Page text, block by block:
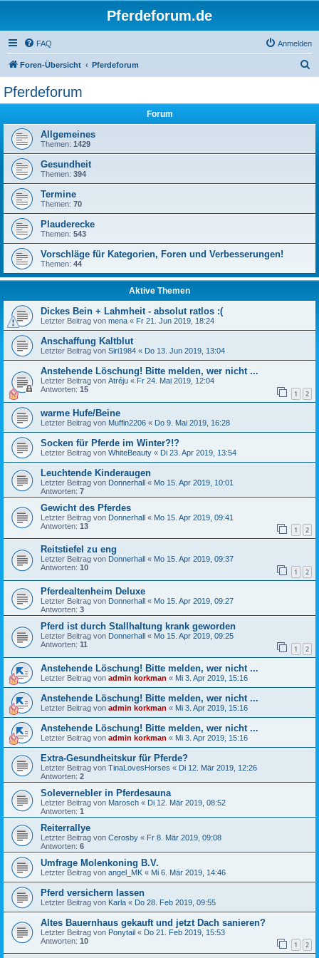
Pferdeforum.de
FAQ Anmelden
Foren-Übersicht Pferdeforum
Pferdeforum
Forum
Allgemeines
Themen: 1429
Gesundheit
Themen: 394
Termine
Themen: 70
Plauderecke
Themen: 543
Vorschläge für Kategorien, Foren und Verbesserungen!
Themen: 44
Aktive Themen
Dickes Bein + Lahmheit - absolut ratlos :(
Letzter Beitrag von mena « Fr 21. Jun 2019, 18:24
Anschaffung Kaltblut
Letzter Beitrag von Siri1984 « Do 13. Jun 2019, 13:04
Anstehende Löschung! Bitte melden, wer nicht ...
Letzter Beitrag von Atréju « Fr 24. Mai 2019, 12:04
Antworten: 15 1 2
warme Hufe/Beine
Letzter Beitrag von Muffin2206 « Do 9. Mai 2019, 16:28
Socken für Pferde im Winter?!?
Letzter Beitrag von WhiteBeauty « Di 23. Apr 2019, 13:54
Leuchtende Kinderaugen
Letzter Beitrag von Donnerhall « Mo 15. Apr 2019, 10:01
Antworten: 7
Gewicht des Pferdes
Letzter Beitrag von Donnerhall « Mo 15. Apr 2019, 09:41
Antworten: 13 1 2
Reitstiefel zu eng
Letzter Beitrag von Donnerhall « Mo 15. Apr 2019, 09:37
Antworten: 10 1 2
Pferdealtenheim Deluxe
Letzter Beitrag von Donnerhall « Mo 15. Apr 2019, 09:27
Antworten: 3
Pferd ist durch Stallhaltung krank geworden
Letzter Beitrag von Donnerhall « Mo 15. Apr 2019, 09:25
Antworten: 11 1 2
Anstehende Löschung! Bitte melden, wer nicht ...
Letzter Beitrag von admin korkman « Mi 3. Apr 2019, 15:16
Anstehende Löschung! Bitte melden, wer nicht ...
Letzter Beitrag von admin korkman « Mi 3. Apr 2019, 15:16
Anstehende Löschung! Bitte melden, wer nicht ...
Letzter Beitrag von admin korkman « Mi 3. Apr 2019, 15:16
Extra-Gesundheitskur für Pferde?
Letzter Beitrag von TinaLovesHorses « Di 12. Mär 2019, 12:26
Antworten: 2
Solevernebler in Pferdesauna
Letzter Beitrag von Marosch « Di 12. Mär 2019, 08:52
Antworten: 1
Reiterrallye
Letzter Beitrag von Cerosby « Fr 8. Mär 2019, 09:08
Antworten: 6
Umfrage Molenkoning B.V.
Letzter Beitrag von angel_MK « Mi 6. Mär 2019, 14:46
Pferd versichern lassen
Letzter Beitrag von Karla « Do 28. Feb 2019, 09:55
Altes Bauernhaus gekauft und jetzt Dach sanieren?
Letzter Beitrag von Ponytail « Do 21. Feb 2019, 15:53
Antworten: 10 1 2